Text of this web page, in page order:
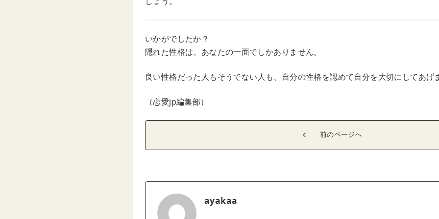
いかがでしたか？
隠れた性格は、あなたの一面でしかありません。
良い性格だった人もそうでない人も、自分の性格を認めて自分を大切にしてあげ
（恋愛jp編集部）
前のページへ
ayakaa